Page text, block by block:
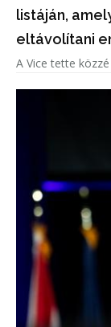
listáján,
eltávolítani
A Vice tette